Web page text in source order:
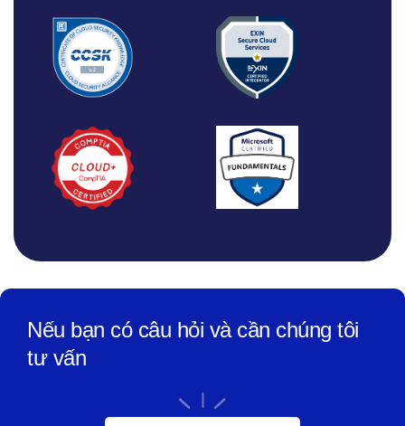
Nếu bạn có câu hỏi và cần chúng tôi
tư vấn